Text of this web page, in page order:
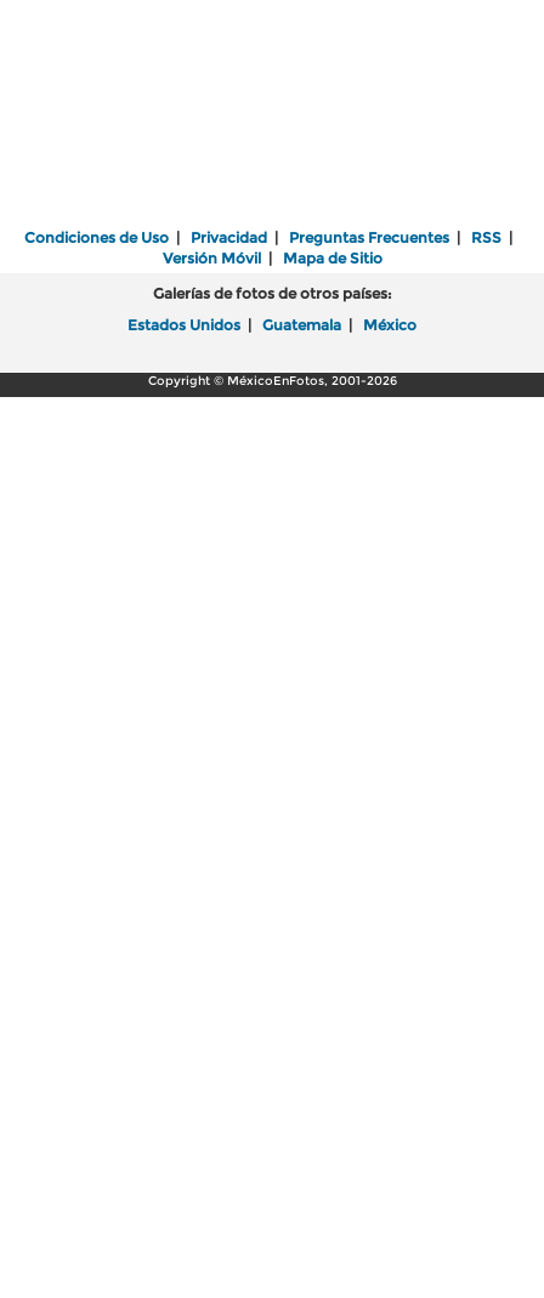
Condiciones de Uso | Privacidad | Preguntas Frecuentes | RSS |
Versión Móvil| Mapa de Sitio
Galerías de fotos de otros países:
Estados Unidos | Guatemala | México
Copyright © MéxicoEnFotos, 2001-2026